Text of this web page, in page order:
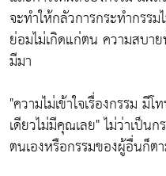
จะทำให้กลัวการกระทำกรร
ย่อมไม่เกิดแก่ตน ความสบา
มีมา
"ความไม่เข้าใจเรื่องกรรม มี
เดียวไม่มีคุณเลย"ไม่ว่าเป็นก
ตนเองหรือกรรมของผู้อื่นก็ต